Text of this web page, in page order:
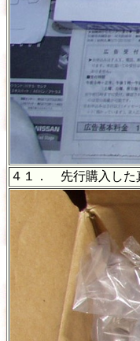
４１． 先行購入した